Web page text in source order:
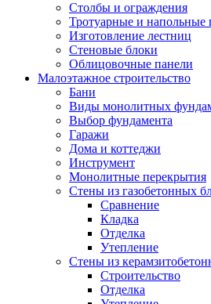
Столбы и ограждения
Тротуарные и напольные
Изготовление лестниц
Стеновые блоки
Облицовочные панели
Малоэтажное строительство
Бани
Виды монолитных
Выбор фундамента
Гаражи
Дома и коттеджи
Инструмент
Монолитные перекрытия
Стены из газобетонных
Сравнение
Кладка
Отделка
Утепление
Стены из
Строительство
Отделка